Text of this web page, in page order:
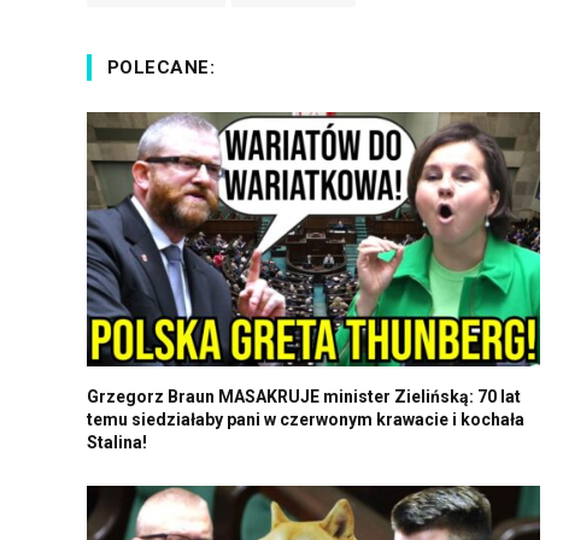
POLECANE:
Grzegorz Braun MASAKRUJE minister Zielińską: 70 lat
temu siedziałaby pani w czerwonym krawacie i kochała
Stalina!